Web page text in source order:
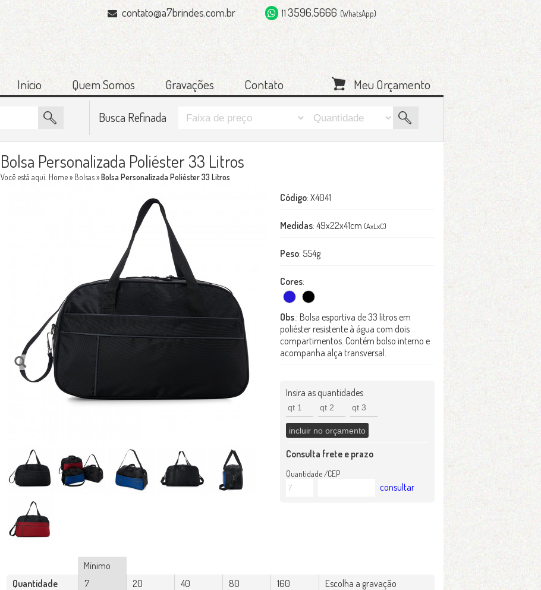
11 3596.5666 (WhatsApp)
contato@a7brindes.com.br
Início Quem Somos Gravações Contato Meu Orçamento
Busca Refinada
Bolsa Personalizada Poliéster 33 Litros
Você está aqui: Home» Bolsas»Bolsa Personalizada Poliéster 33 Litros
Código: X4041
Medidas: 49x22x41cm (AxLxC)
Peso: 554g
Cores:
Obs.: Bolsa esportiva de 33 litros em
poliéster resistente à água com dois
compartimentos. Contém bolso interno e
acompanha alça transversal.
Insira as quantidades
Consulta frete e prazo
Quantidade /CEP
consultar
Mínimo
Quantidade
7 20 40 80 160
Escolha a gravação